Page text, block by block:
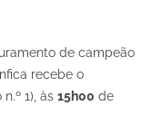
de campeão
recebe o
1), às 15h00 de